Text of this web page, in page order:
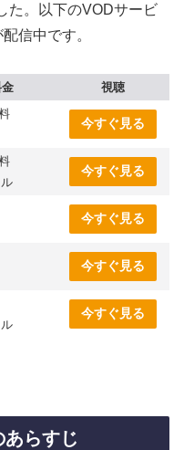
た。以下のVODサービ
信中です。
視聴
今すぐ見る
今すぐ見る
今すぐ見る
今すぐ見る
今すぐ見る
らすじ